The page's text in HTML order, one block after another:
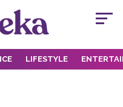
LIFESTYLE